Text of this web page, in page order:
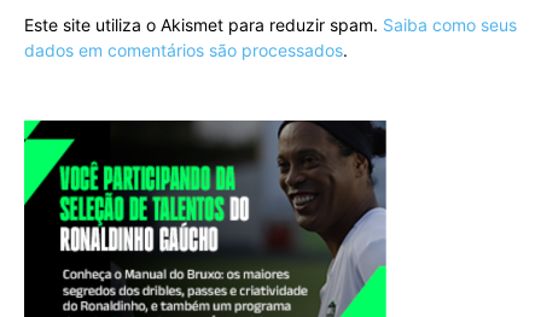
Este site utiliza o Akismet para reduzir spam. Saiba como seus
dados em comentários são processados.